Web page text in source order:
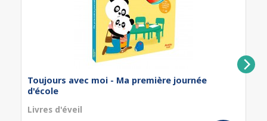
Toujours avec moi - Ma première journée
d'école
Livres d'éveil